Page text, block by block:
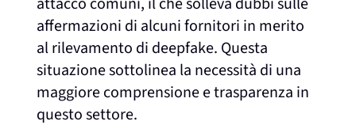
affermazioni di alcuni fornitori in merito
al rilevamento di deepfake. Questa
situazione sottolinea la necessità di una
maggiore comprensione e trasparenza in
questo settore.